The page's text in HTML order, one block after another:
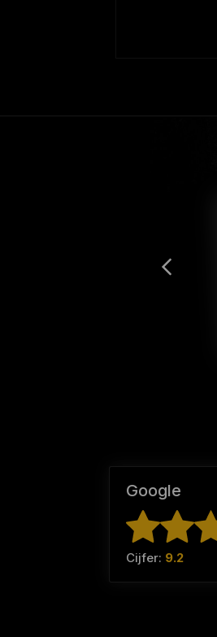
Google
Cijfer: 9.2